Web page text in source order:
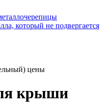
который не подвергается
цены
крыши